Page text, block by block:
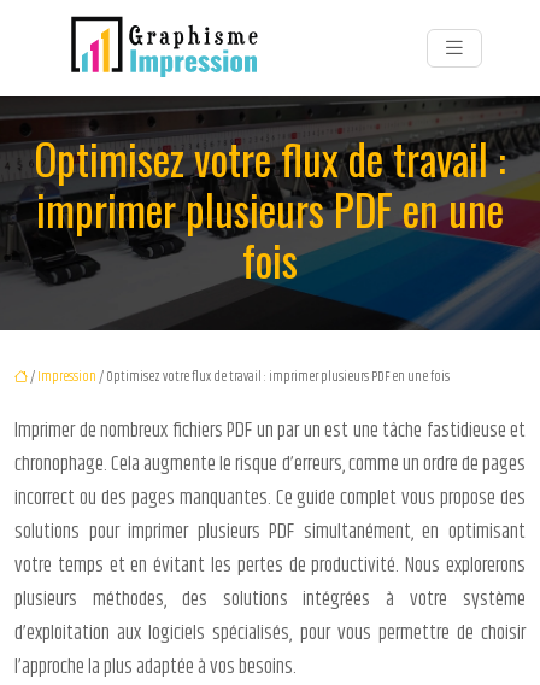
Optimisez votre flux de travail :
imprimer plusieurs PDF en une
fois
/Impression/ Optimisez votre flux de travail : imprimer plusieurs PDF en une fois
Imprimer de nombreux fichiers PDF un par un est une tâche fastidieuse et
chronophage. Cela augmente le risque d’erreurs, comme un ordre de pages
incorrect ou des pages manquantes. Ce guide complet vous propose des
solutions pour imprimer plusieurs PDF simultanément, en optimisant
votre temps et en évitant les pertes de productivité. Nous explorerons
plusieurs méthodes, des solutions intégrées à votre système
d’exploitation aux logiciels spécialisés, pour vous permettre de choisir
l’approche la plus adaptée à vos besoins.